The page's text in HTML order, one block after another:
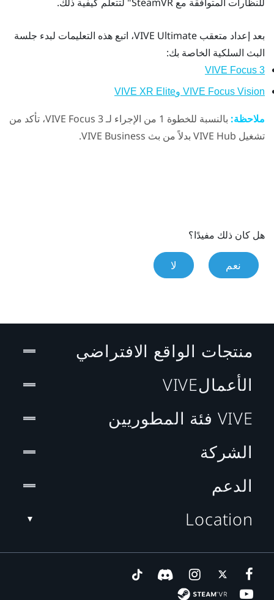
بعد إعداد متعقب VIVE Ultimate
، اتبع هذه التعليمات لبدء جلسة
البث السلكية الخاصة بك:
VIVE Focus 3
VIVE Focus Vision وVIVE XR Elite
ملاحظة: بالنسبة للخطوة 1 من الإجراء لـ VIVE Focus 3، تأكد من
تشغيل VIVE Hub بدلاً من بث VIVE Business .
هل كان ذلك مفيدًا؟
نعم لا
منتجات الواقع الافتراضي
الأعمالVIVE
VIVE فئة المطوريين
الشركة
الدعم
Location